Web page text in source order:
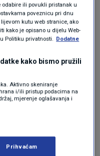
za javnost,
prošli mjesec
od Lipkus Law LLP
je dio Kanadske
To je
u Mississaugi u
ili povukli pristanak u
poveznicu pri dnu
kutu web stranice, ako
kako je opisano u dijelu Web-
Politiku privatnosti. Dodatne
kako bismo pružili
Aktivno skeniranje
i/ili pristup podacima na
mjerenje oglašavanja i
Prihvaćam